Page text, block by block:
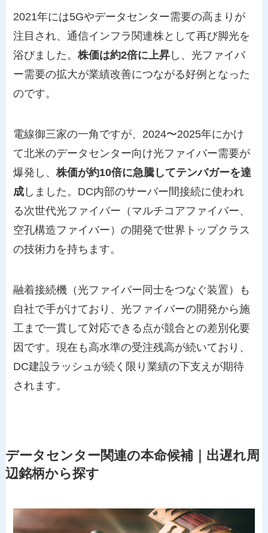
2021年には5Gやデータセンター需要の高まりが
注目され、通信インフラ関連株として再び脚光を
浴びました。株価は約2倍に上昇 し、光ファイバ
ー需要の拡大が業績改善につながる好例となった
のです。
電線御三家の一角ですが、2024〜2025年にかけ
て北米のデータセンター向け光ファイバー需要が
爆発し、株価が約10倍に急騰してテンバガーを達
成 しました。DC内部のサーバー間接続に使われ
る次世代光ファイバー（マルチコアファイバー、
空孔構造ファイバー）の開発で世界トップクラス
の技術力を持ちます。
融着接続機（光ファイバー同士をつなぐ装置）も
自社で手がけており、光ファイバーの開発から施
工まで一貫して対応できる点が競合との差別化要
因です。現在も高水準の受注残高が続いており、
DC建設ラッシュが続く限り業績の下支えが期待
されます。
データセンター関連の本命候補｜出遅れ周
辺銘柄から探す